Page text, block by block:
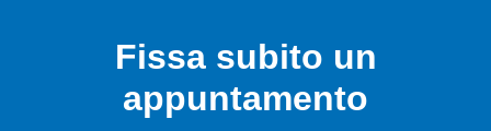
Fissa subito un
appuntamento